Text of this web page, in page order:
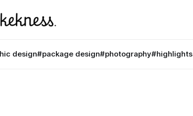
design#package design#photography#highlights